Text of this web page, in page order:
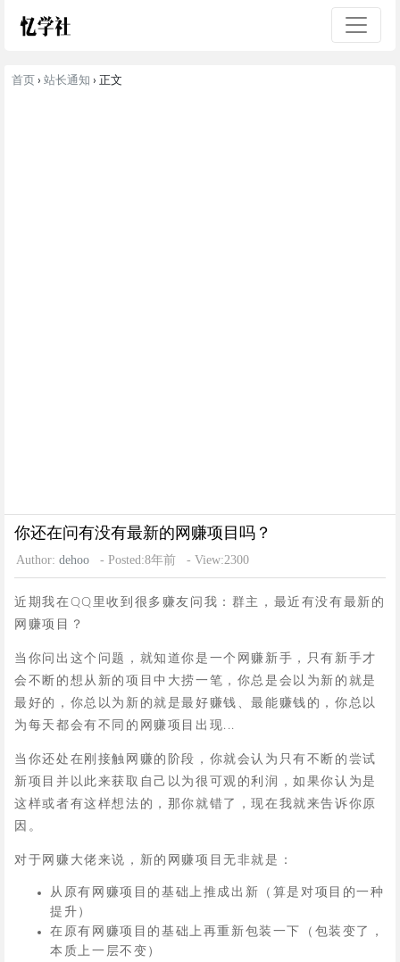
首页 › 站长通知 › 正文
你还在问有没有最新的网赚项目吗？
Author: dehoo - Posted:8年前 - View:2300
近期我在QQ里收到很多赚友问我：群主，最近有没有最新的
网赚项目？
当你问出这个问题，就知道你是一个网赚新手，只有新手才
会不断的想从新的项目中大捞一笔，你总是会以为新的就是
最好的，你总以为新的就是最好赚钱、最能赚钱的，你总以
为每天都会有不同的网赚项目出现...
当你还处在刚接触网赚的阶段，你就会认为只有不断的尝试
新项目并以此来获取自己以为很可观的利润，如果你认为是
这样或者有这样想法的，那你就错了，现在我就来告诉你原
因。
对于网赚大佬来说，新的网赚项目无非就是：
从原有网赚项目的基础上推成出新（算是对项目的一种
提升）
在原有网赚项目的基础上再重新包装一下（包装变了，
本质上一层不变）